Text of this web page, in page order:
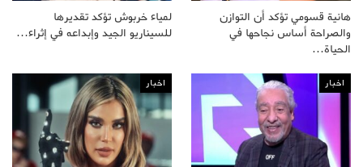
هانية قسومي تؤكد أن التوازن
والصراحة أساس نجاحها في
الحياة…
لمياء خربوش تؤكد تقديرها
للسيناريو الجيد وإبداعه في إثراء…
اخبار اخبار